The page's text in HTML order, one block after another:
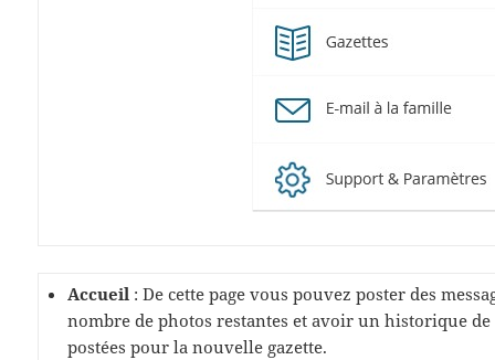
Accueil : De cette page vous pouvez poster des
nombre de photos restantes et avoir un historique
postées pour la nouvelle gazette.